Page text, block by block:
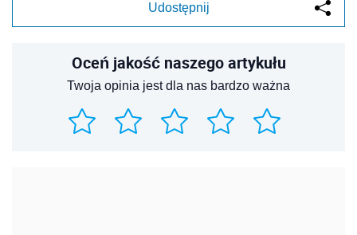
Udostępnij
Oceń jakość naszego artykułu
Twoja opinia jest dla nas bardzo ważna